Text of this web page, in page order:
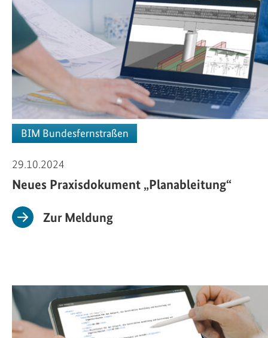
BIM Bundesfernstraßen
29.10.2024
Neues Praxisdokument „Planableitung“
Zur Meldung